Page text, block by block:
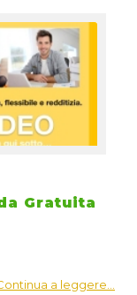
Gratuita
a leggere...